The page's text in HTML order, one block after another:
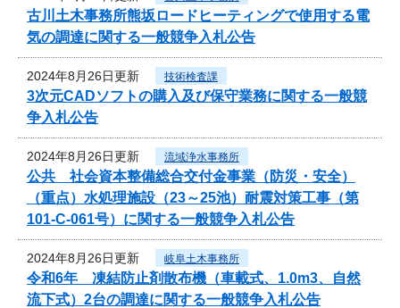
古川土木事務所熊坂ロードヒーティングで使用する電
気の調達に関する一般競争入札公告
2024年8月26日更新 技術検査課
3次元CADソフトの購入及び保守業務に関する一般競
争入札公告
2024年8月26日更新 流域浄水事務所
公共 社会資本整備総合交付金事業（防災・安全）
（重点）水処理施設（23～25池）耐震対策工事（第
101-C-061号）に関する一般競争入札公告
2024年8月26日更新 岐阜土木事務所
令和6年 凍結防止剤散布機（車載式、1.0m3、自然
流下式）2台の調達に関する一般競争入札公告